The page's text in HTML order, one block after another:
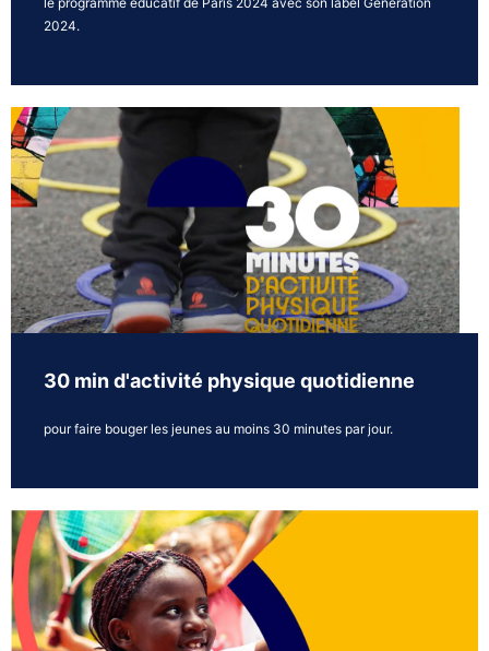
2024.
30 min d'activité physique quotidienne
pour faire bouger les jeunes au moins 30 minutes par jour.